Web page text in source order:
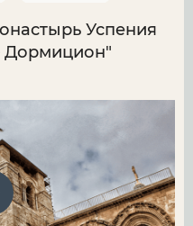
Успения